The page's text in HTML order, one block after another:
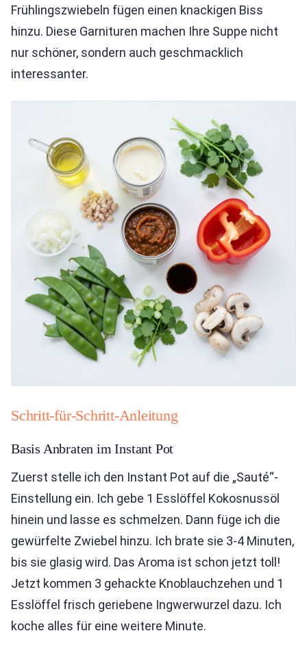
Frühlingszwiebeln fügen einen knackigen Biss
hinzu. Diese Garnituren machen Ihre Suppe nicht
nur schöner, sondern auch geschmacklich
interessanter.
Schritt-für-Schritt-Anleitung
Basis Anbraten im Instant Pot
Zuerst stelle ich den Instant Pot auf die „Sauté“-
Einstellung ein. Ich gebe 1 Esslöffel Kokosnussöl
hinein und lasse es schmelzen. Dann füge ich die
gewürfelte Zwiebel hinzu. Ich brate sie 3-4 Minuten,
bis sie glasig wird. Das Aroma ist schon jetzt toll!
Jetzt kommen 3 gehackte Knoblauchzehen und 1
Esslöffel frisch geriebene Ingwerwurzel dazu. Ich
koche alles für eine weitere Minute.